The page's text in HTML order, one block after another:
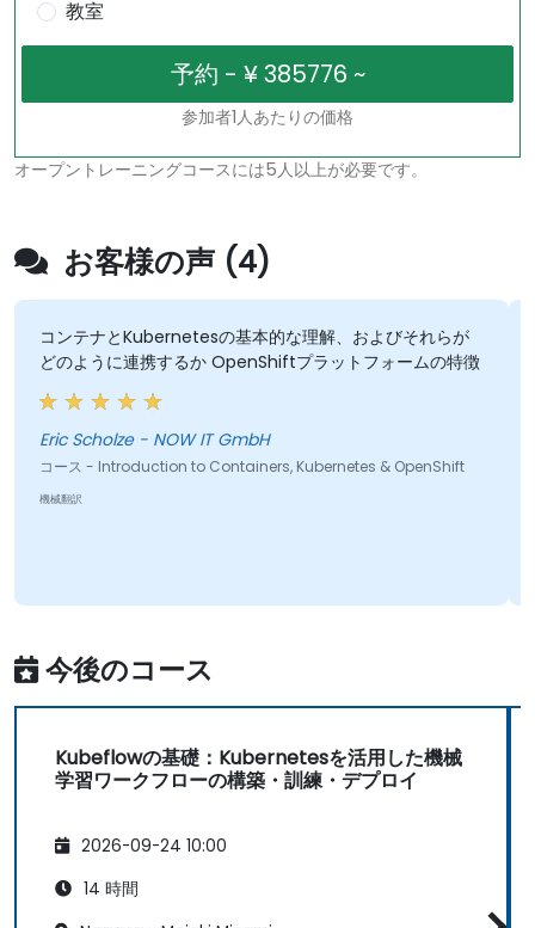
教室
参加者1人あたりの価格
オープントレーニングコースには5人以上が必要です。
お客様の声 (4)
コンテナとKubernetesの基本的な理解、およびそれらが
どのように連携するか OpenShiftプラットフォームの特徴
Eric Scholze - NOW IT GmbH
コース - Introduction to Containers, Kubernetes & OpenShift
機械翻訳
今後のコース
Kubeflowの基礎：Kubernetesを活用した機械
学習ワークフローの構築・訓練・デプロイ
2026-09-24 10:00
14 時間